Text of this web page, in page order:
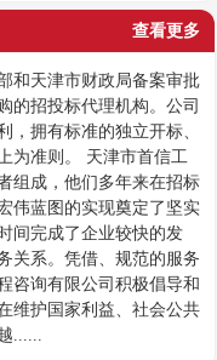
查看更多
和天津市财政局备案审批
的招投标代理机构。公司
，拥有标准的独立开标、
为准则。 天津市首信工
组成，他们多年来在招标
伟蓝图的实现奠定了坚实
间完成了企业较快的发
关系。凭借、规范的服务
咨询有限公司积极倡导和
维护国家利益、社会公共
......